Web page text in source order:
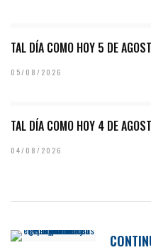
TAL DÍA COMO HOY 5 DE
05/08/2026
TAL DÍA COMO HOY 4 DE
04/08/2026